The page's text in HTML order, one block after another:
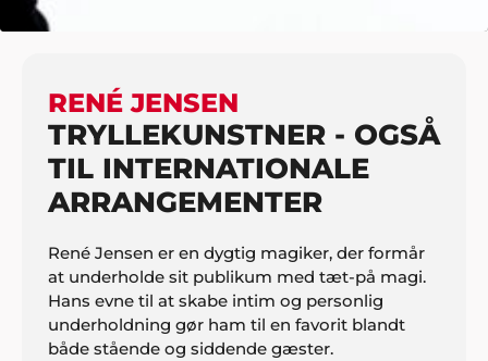
RENÉ JENSEN
RENÉ JENSEN
TRYLLEKUNSTNER - OGSÅ
TIL INTERNATIONALE
ARRANGEMENTER
René Jensen er en dygtig magiker, der formår
at underholde sit publikum med tæt-på magi.
Hans evne til at skabe intim og personlig
underholdning gør ham til en favorit blandt
både stående og siddende gæster.